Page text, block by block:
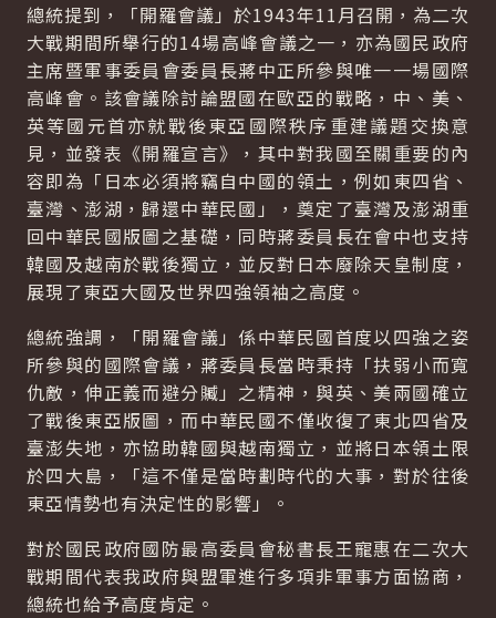
總統提到，「開羅會議」於1943年11月召開，為二次
大戰期間所舉行的14場高峰會議之一，亦為國民政府
主席暨軍事委員會委員長蔣中正所參與唯一一場國際
高峰會。該會議除討論盟國在歐亞的戰略，中、美、
英等國元首亦就戰後東亞國際秩序重建議題交換意
見，並發表《開羅宣言》，其中對我國至關重要的內
容即為「日本必須將竊自中國的領土，例如東四省、
臺灣、澎湖，歸還中華民國」，奠定了臺灣及澎湖重
回中華民國版圖之基礎，同時蔣委員長在會中也支持
韓國及越南於戰後獨立，並反對日本廢除天皇制度，
展現了東亞大國及世界四強領袖之高度。
總統強調，「開羅會議」係中華民國首度以四強之姿
所參與的國際會議，蔣委員長當時秉持「扶弱小而寬
仇敵，伸正義而避分贓」之精神，與英、美兩國確立
了戰後東亞版圖，而中華民國不僅收復了東北四省及
臺澎失地，亦協助韓國與越南獨立，並將日本領土限
於四大島，「這不僅是當時劃時代的大事，對於往後
東亞情勢也有決定性的影響」。
對於國民政府國防最高委員會秘書長王寵惠在二次大
戰期間代表我政府與盟軍進行多項非軍事方面協商，
總統也給予高度肯定。